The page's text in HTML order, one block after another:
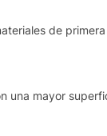
de
una mayor